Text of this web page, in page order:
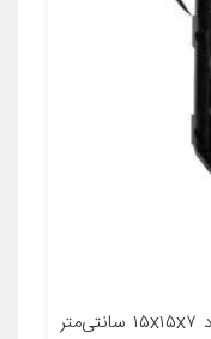
معرفی محصول جزئیات محصول ابعاد ۱۵x۱۵x۷ سانتی‌متر